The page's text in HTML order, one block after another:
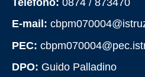
Telefono: 0874 / 873470
E-mail:
PEC:
DPO: Guido Palladino